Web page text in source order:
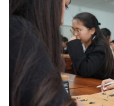
МИР
СПЕЦПРОЕКТЫ
СПОРТ
Чек-лист